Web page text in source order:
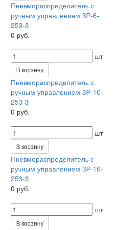
Пневмораспределитель с
ручным управлением 3Р-6-
253-3
0 руб.
шт
В корзину
Пневмораспределитель с
ручным управлением 3Р-10-
253-3
0 руб.
шт
В корзину
Пневмораспределитель с
ручным управлением 3Р-16-
253-3
0 руб.
шт
В корзину